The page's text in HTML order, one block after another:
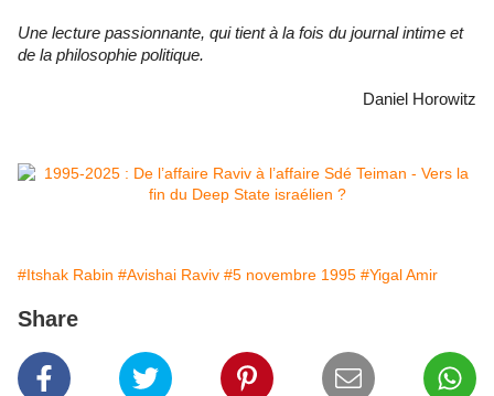
Une lecture passionnante, qui tient à la fois du journal intime et
de la philosophie politique.
Daniel Horowitz
#Itshak Rabin #Avishai Raviv #5 novembre 1995 #Yigal Amir
Share